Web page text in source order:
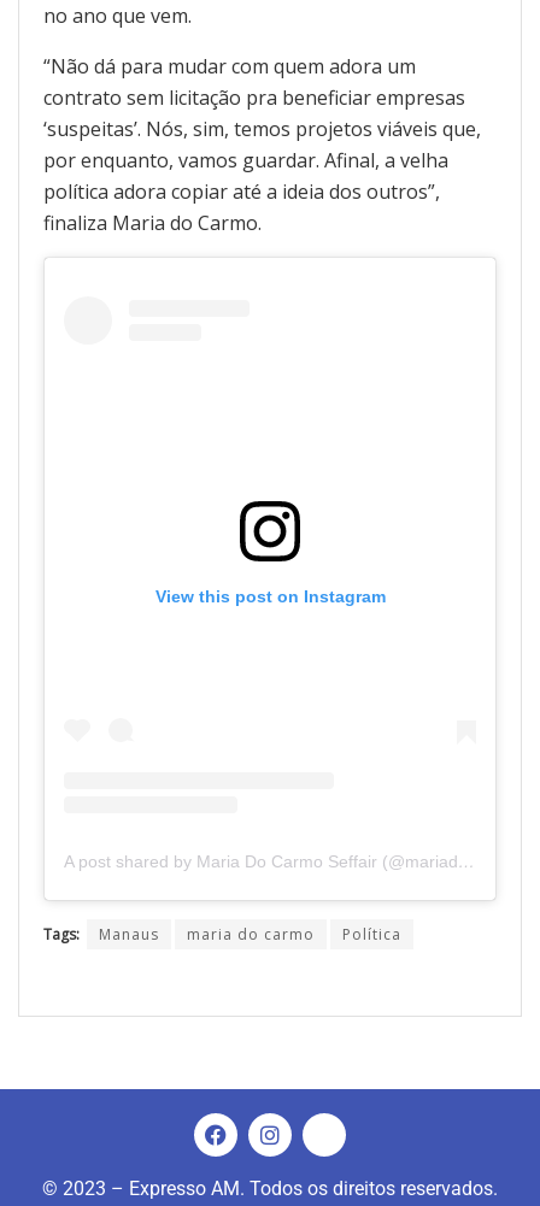
no ano que vem.
“Não dá para mudar com quem adora um
contrato sem licitação pra beneficiar empresas
‘suspeitas’. Nós, sim, temos projetos viáveis que,
por enquanto, vamos guardar. Afinal, a velha
política adora copiar até a ideia dos outros”,
finaliza Maria do Carmo.
View this post on Instagram
A post shared by Maria Do Carmo Seffair (@mariadocarmoseffair)
Tags: Manaus maria do carmo Política
© 2023 – Expresso AM. Todos os direitos reservados.